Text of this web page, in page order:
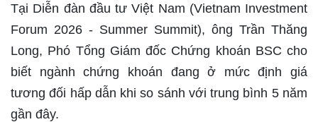
Tại Diễn đàn đầu tư Việt Nam (Vietnam Investment
Forum 2026 - Summer Summit), ông Trần Thăng
Long, Phó Tổng Giám đốc Chứng khoán BSC cho
biết ngành chứng khoán đang ở mức định giá
tương đối hấp dẫn khi so sánh với trung bình 5 năm
gần đây.